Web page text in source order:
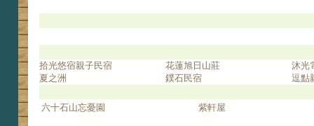
拾光悠宿親子民宿
夏之洲
花蓮旭日山莊
鏷石民宿
沐光
逗點
六十石山忘憂園 紫軒屋